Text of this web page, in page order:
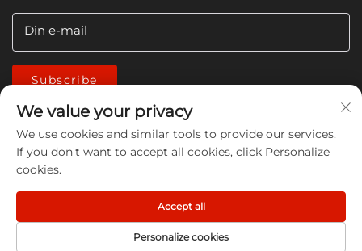
Din e-mail
Subscribe
Copyright © 2026 China Jiangmen Guanwen cleaning
products Co., LTD. All rights reserved -Privatlivspolitik
We value your privacy
We use cookies and similar tools to provide our services.
If you don't want to accept all cookies, click Personalize
cookies.
Personalize cookies
Accept all